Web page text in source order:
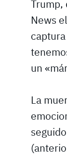
Trump,
News
un
La